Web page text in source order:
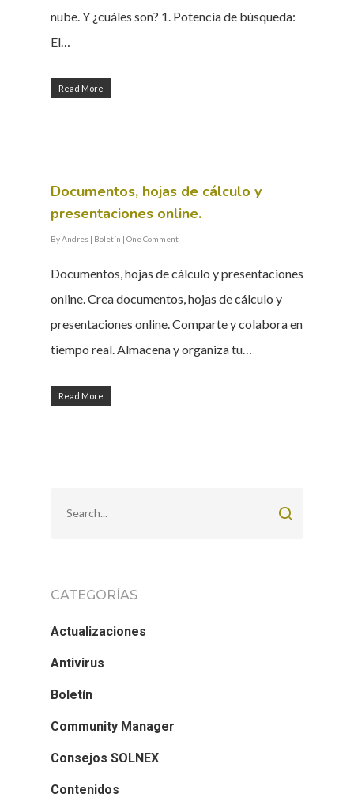
nube. Y ¿cuáles son? 1. Potencia de búsqueda:
El…
Read More
Documentos, hojas de cálculo y
presentaciones online.
ByAndres | Boletín | One Comment
Documentos, hojas de cálculo y presentaciones
online. Crea documentos, hojas de cálculo y
presentaciones online. Comparte y colabora en
tiempo real. Almacena y organiza tu…
Read More
CATEGORÍAS
Actualizaciones
Antivirus
Boletín
Community Manager
Consejos SOLNEX
Contenidos